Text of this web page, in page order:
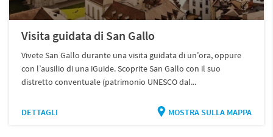
Visita guidata di San Gallo
Vivete San Gallo durante una visita guidata di un’ora, oppure
con l’ausilio di una iGuide. Scoprite San Gallo con il suo
distretto conventuale (patrimonio UNESCO dal...
DETTAGLI MOSTRA SULLA MAPPA